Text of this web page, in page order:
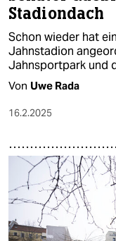
Stadiondach
Schon wieder hat
Jahnstadion
Jahnsportpark und
Von Uwe Rada
16.2.2025